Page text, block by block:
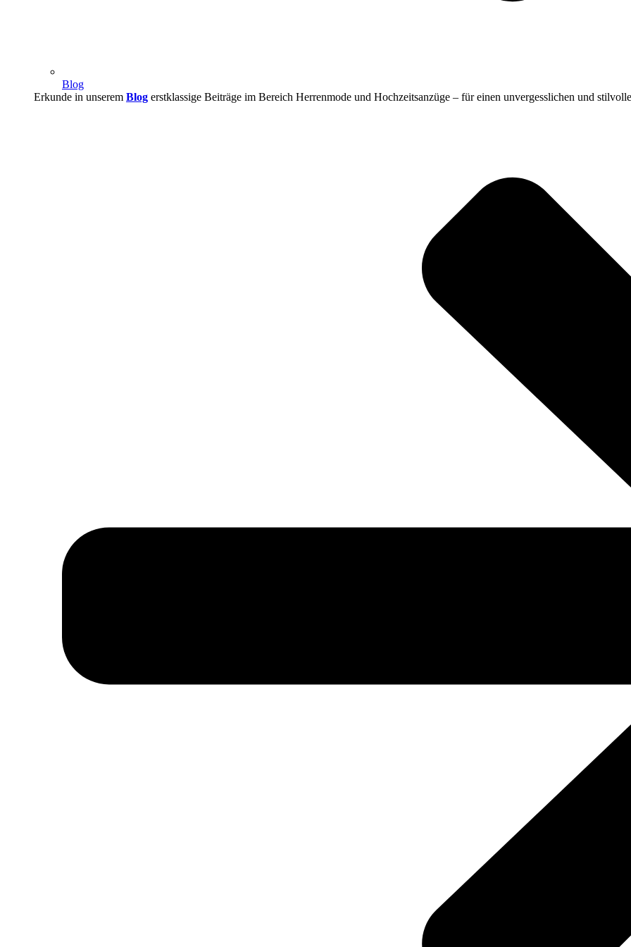
Blog
Erkunde in unserem Blog erstklassige Beiträge im Bereich Herrenmode und Hochzeitsanzüge – für einen unvergesslichen und